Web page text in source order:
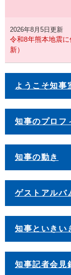
2026年8月5日更新
令和8年熊本地震
新）
ようこそ知事
知事のプロフ
知事の動き
ゲストアルバ
知事といきい
知事記者会見